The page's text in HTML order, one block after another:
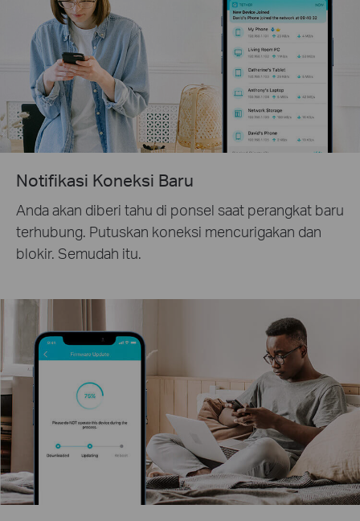
Notifikasi Koneksi Baru
Anda akan diberi tahu di ponsel saat perangkat baru
terhubung. Putuskan koneksi mencurigakan dan
blokir. Semudah itu.